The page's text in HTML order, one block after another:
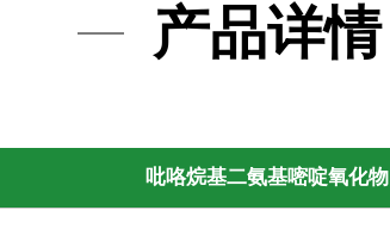
产品详情
吡咯烷基二氨基嘧啶氧化物